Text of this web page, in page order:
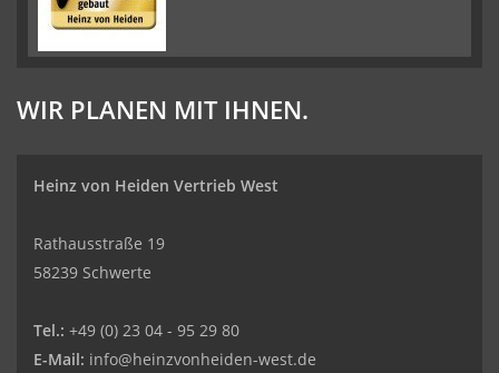
WIR PLANEN MIT IHNEN.
Heinz von Heiden Vertrieb West
Rathausstraße 19
58239 Schwerte
Tel.: +49 (0) 23 04 - 95 29 80
E-Mail: info@heinzvonheiden-west.de